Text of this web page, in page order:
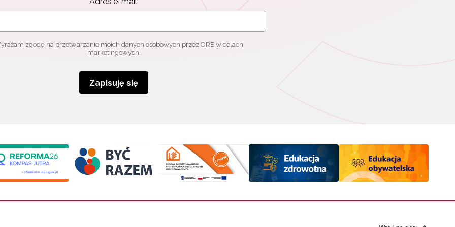
zgodę na przetwarzanie moich danych osobowych przez ORE w celach
marketingowych.
Zapisuję się